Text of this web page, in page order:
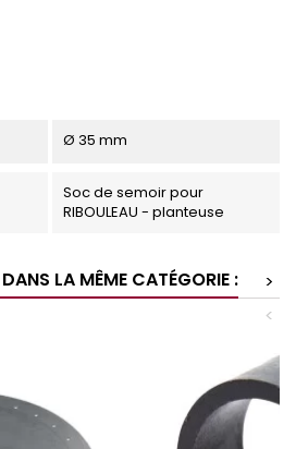
Ø 35 mm
Soc de semoir pour
RIBOULEAU - planteuse
LA MÊME CATÉGORIE :
>
<